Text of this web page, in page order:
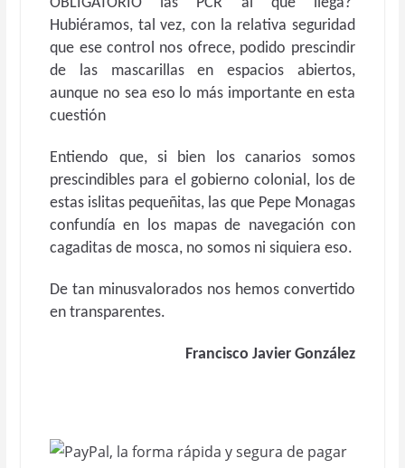
Hubiéramos, tal vez, con la relativa seguridad
que ese control nos ofrece, podido prescindir
de las mascarillas en espacios abiertos,
aunque no sea eso lo más importante en esta
cuestión
Entiendo que, si bien los canarios somos
prescindibles para el gobierno colonial, los de
estas islitas pequeñitas, las que Pepe Monagas
confundía en los mapas de navegación con
cagaditas de mosca, no somos ni siquiera eso.
De tan minusvalorados nos hemos convertido
en transparentes.
Francisco Javier González